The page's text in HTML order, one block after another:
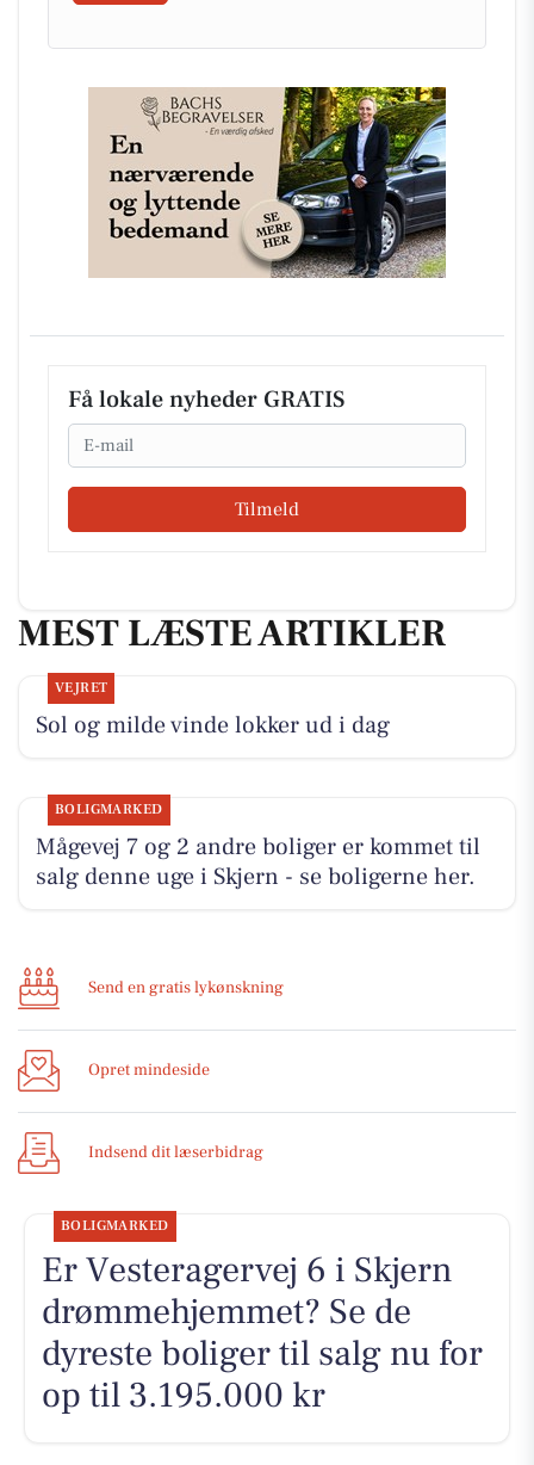
Få lokale nyheder GRATIS
Email
Tilmeld
MEST LÆSTE ARTIKLER
VEJRET
Sol og milde vinde lokker ud i dag
BOLIGMARKED
Mågevej 7 og 2 andre boliger er kommet til
salg denne uge i Skjern - se boligerne her.
Send en gratis lykønskning
Opret mindeside
Indsend dit læserbidrag
BOLIGMARKED
Er Vesteragervej 6 i Skjern
drømmehjemmet? Se de
dyreste boliger til salg nu for
op til 3.195.000 kr